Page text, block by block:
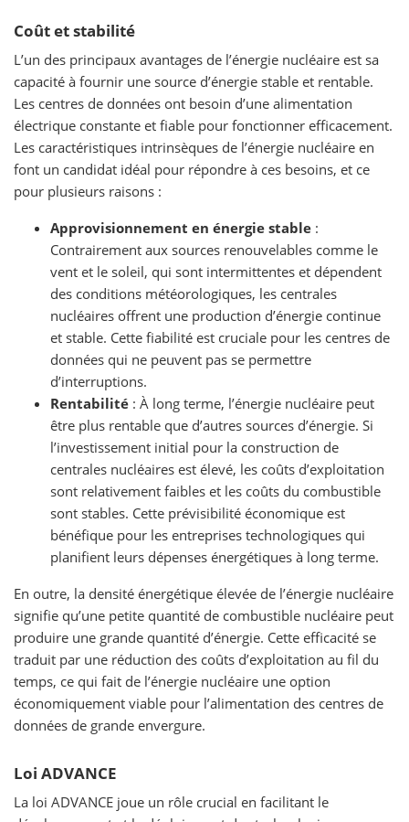
Coût et stabilité
L’un des principaux avantages de l’énergie nucléaire est sa
capacité à fournir une source d’énergie stable et rentable.
Les centres de données ont besoin d’une alimentation
électrique constante et fiable pour fonctionner efficacement.
Les caractéristiques intrinsèques de l’énergie nucléaire en
font un candidat idéal pour répondre à ces besoins, et ce
pour plusieurs raisons :
Approvisionnement en énergie stable :
Contrairement aux sources renouvelables comme le
vent et le soleil, qui sont intermittentes et dépendent
des conditions météorologiques, les centrales
nucléaires offrent une production d’énergie continue
et stable. Cette fiabilité est cruciale pour les centres de
données qui ne peuvent pas se permettre
d’interruptions.
Rentabilité : À long terme, l’énergie nucléaire peut
être plus rentable que d’autres sources d’énergie. Si
l’investissement initial pour la construction de
centrales nucléaires est élevé, les coûts d’exploitation
sont relativement faibles et les coûts du combustible
sont stables. Cette prévisibilité économique est
bénéfique pour les entreprises technologiques qui
planifient leurs dépenses énergétiques à long terme.
En outre, la densité énergétique élevée de l’énergie nucléaire
signifie qu’une petite quantité de combustible nucléaire peut
produire une grande quantité d’énergie. Cette efficacité se
traduit par une réduction des coûts d’exploitation au fil du
temps, ce qui fait de l’énergie nucléaire une option
économiquement viable pour l’alimentation des centres de
données de grande envergure.
Loi ADVANCE
La loi ADVANCE joue un rôle crucial en facilitant le